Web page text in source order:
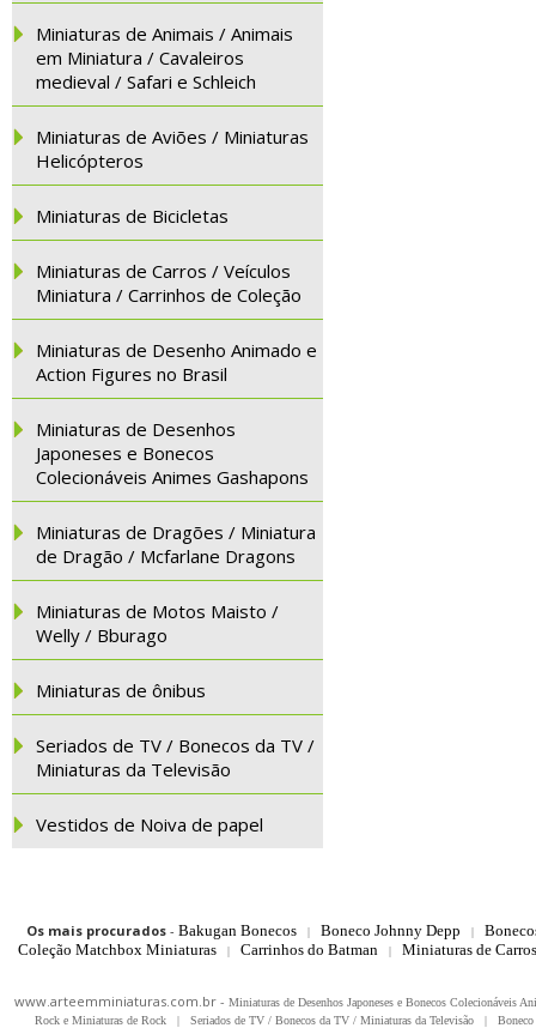
Miniaturas de Animais / Animais
em Miniatura / Cavaleiros
medieval / Safari e Schleich
Miniaturas de Aviões / Miniaturas
Helicópteros
Miniaturas de Bicicletas
Miniaturas de Carros / Veículos
Miniatura / Carrinhos de Coleção
Miniaturas de Desenho Animado e
Action Figures no Brasil
Miniaturas de Desenhos
Japoneses e Bonecos
Colecionáveis Animes Gashapons
Miniaturas de Dragões / Miniatura
de Dragão / Mcfarlane Dragons
Miniaturas de Motos Maisto /
Welly / Bburago
Miniaturas de ônibus
Seriados de TV / Bonecos da TV /
Miniaturas da Televisão
Vestidos de Noiva de papel
Os mais procurados- Bakugan Bonecos | Boneco Johnny Depp |
Coleção Matchbox Miniaturas
| Carrinhos do Batman | Miniaturas de
www.arteemminiaturas.com.br - Miniaturas de Desenhos Japoneses e Bonecos Colecionáveis
Rock e Miniaturas de Rock
| Seriados de TV / Bonecos da TV / Miniaturas da Televisão |